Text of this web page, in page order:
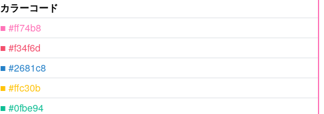
カラーコード
■ #ff74b8
■ #f34f6d
■ #2681c8
■ #ffc30b
■ #0fbe94